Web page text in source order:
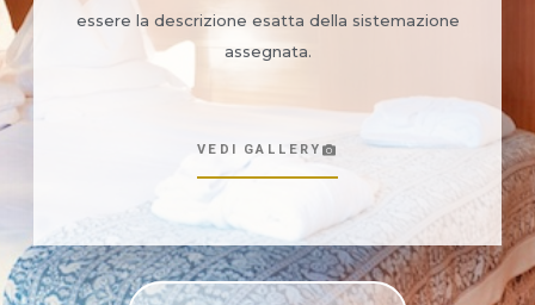
essere la descrizione esatta della sistemazione
assegnata.
VEDI GALLERY